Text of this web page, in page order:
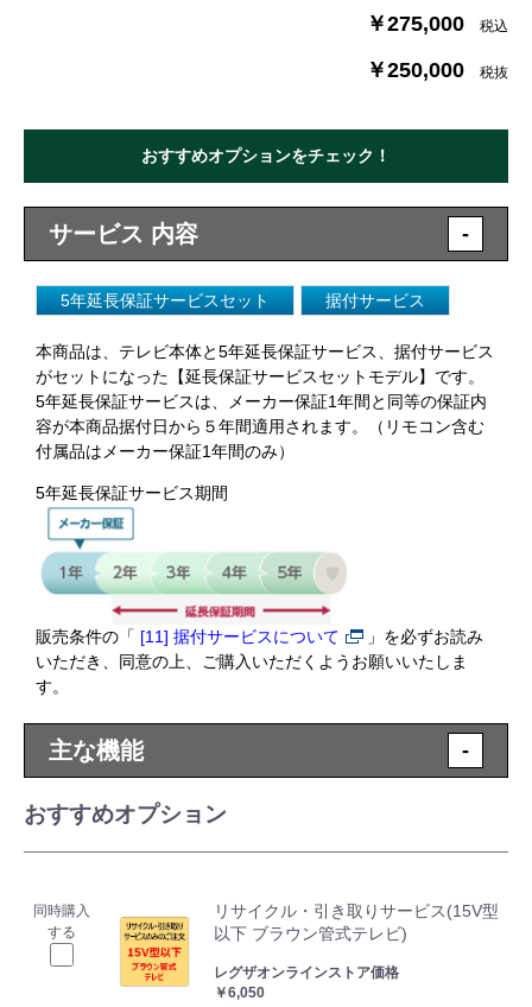
￥275,000 税込
￥250,000 税抜
おすすめオプションをチェック！
サービス 内容 -
5年延長保証サービスセット 据付サービス
本商品は、テレビ本体と5年延長保証サービス、据付サービス
がセットになった【延長保証サービスセットモデル】です。
5年延長保証サービスは、メーカー保証1年間と同等の保証内
容が本商品据付日から５年間適用されます。（リモコン含む
付属品はメーカー保証1年間のみ）
5年延長保証サービス期間
販売条件の「 [11] 据付サービスについて
」を必ずお読み
いただき、同意の上、ご購入いただくようお願いいたしま
す。
主な機能 -
おすすめオプション
同時購入
する
リサイクル・引き取りサービス(15V型
以下 ブラウン管式テレビ)
レグザオンラインストア価格
￥6,050